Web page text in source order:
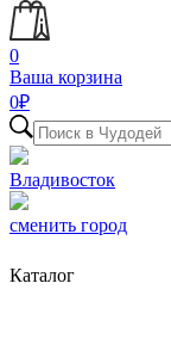
0
Ваша корзина
0₽
Владивосток
сменить город
Каталог